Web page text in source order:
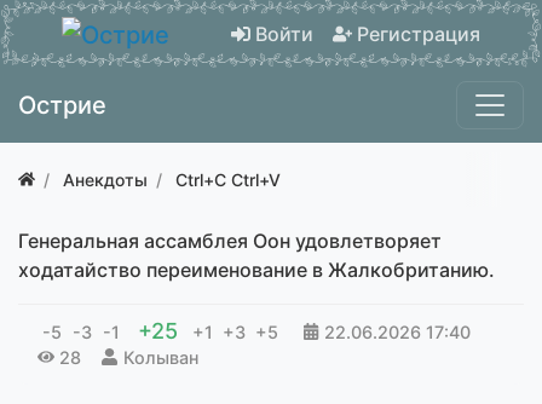
Войти Регистрация
Острие
Анекдоты Ctrl+C Ctrl+V
Генеральная ассамблея Оон удовлетворяет
ходатайство переименование в Жалкобританию.
-5 -3 -1 +25 +1 +3 +5 22.06.2026 17:40
28
Колыван